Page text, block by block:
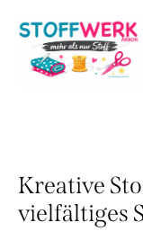
Kreative
vielfältiges